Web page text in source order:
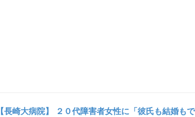
【長崎大病院】 ２０代障害者女性に「彼氏も結婚